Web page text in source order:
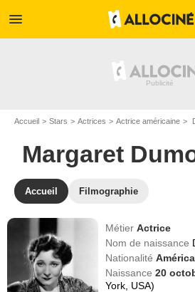
menu
Accueil Stars Actrices Actrice américaine
Margaret
Accueil Filmographie
MétierActrice
Nom de naissance
Nationalité
Naissance20
York, USA)